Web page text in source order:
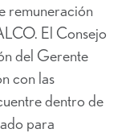
remuneración
El Consejo
del Gerente
con las
dentro de
para